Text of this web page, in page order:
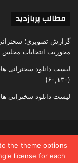
the theme options
license for each
مطالب پربازدید
گزارش تصویری؛
محوریت انتخابات مجلس
لیست دانلود سخنرانی های
(۶۰,۱۳۰)
لیست دانلود سخنرانی